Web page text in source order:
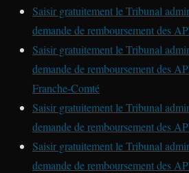
Saisir gratuitement le Tribunal
demande de remboursement des
Saisir gratuitement le Tribunal
demande de remboursement des
Franche-Comté
Saisir gratuitement le Tribunal
demande de remboursement des
Saisir gratuitement le Tribunal
demande de remboursement des